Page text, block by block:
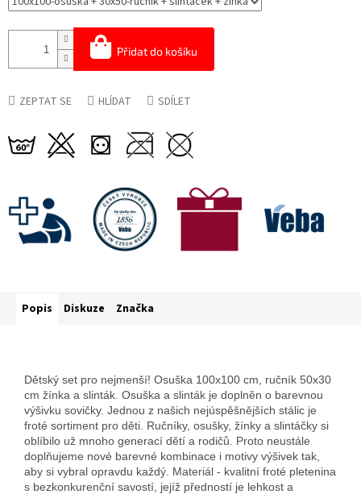
Přidat do košíku
ZEPTAT SE HLÍDAT SDÍLET
Popis Diskuze Značka
Dětský set pro nejmenší! Osuška 100x100 cm, ručník 50x30
cm žínka a slinták. Osuška a slinták je doplněn o barevnou
výšivku sovičky. Jednou z našich nejúspěšnějších stálic je
froté sortiment pro děti. Ručníky, osušky, žínky a slintáčky si
oblíbilo už mnoho generací dětí a rodičů. Proto neustále
doplňujeme nové barevné kombinace i motivy výšivek tak,
aby si vybral opravdu každý. Materiál - kvalitní froté pletenina
s bezkonkurenční savostí, jejíž předností je lehkost a